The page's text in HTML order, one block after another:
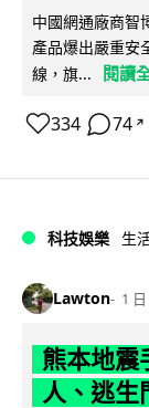
中國網通廠商
產品爆出嚴重安
線，旗...
閱讀
334 74 ↗
科技娛樂 生
Lawton 1 日
熊本地震
人、逃生